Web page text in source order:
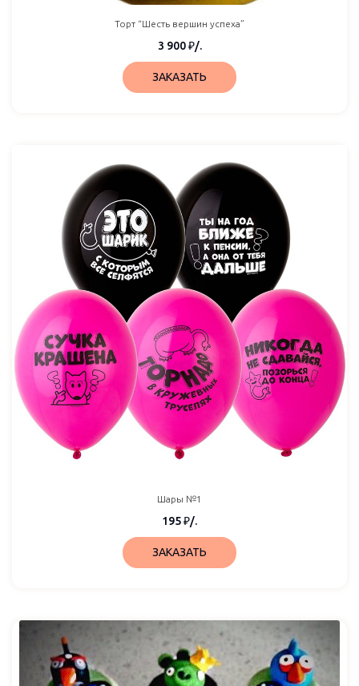
Торт “Шесть вершин успеха”
3 900₽/.
ЗАКАЗАТЬ
Шары №1
195₽/.
ЗАКАЗАТЬ